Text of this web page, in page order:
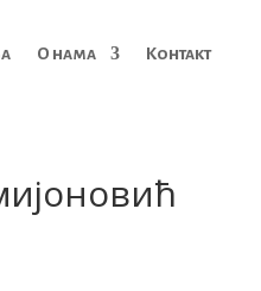
О нама Контакт